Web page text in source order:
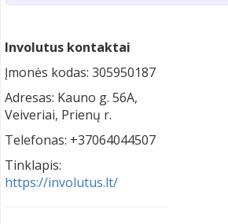
Involutus kontaktai
Įmonės kodas: 305950187
Adresas: Kauno g. 56A,
Veiveriai, Prienų r.
Telefonas: +37064044507
Tinklapis:
https://involutus.lt/